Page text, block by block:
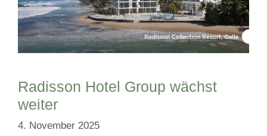
Radisson Hotel Group wächst
weiter
4. November 2025